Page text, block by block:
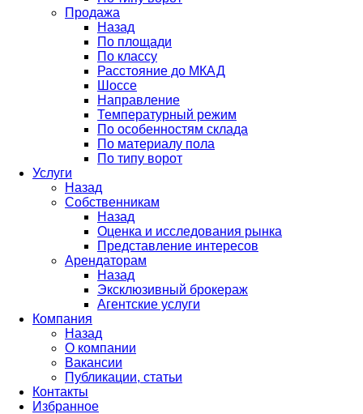
Продажа
Назад
По площади
По классу
Расстояние до МКАД
Шоссе
Направление
Температурный режим
По особенностям склада
По материалу пола
По типу ворот
Услуги
Назад
Собственникам
Назад
Оценка и исследования рынка
Представление интересов
Арендаторам
Назад
Эксклюзивный брокераж
Агентские услуги
Компания
Назад
О компании
Вакансии
Публикации, статьи
Контакты
Избранное